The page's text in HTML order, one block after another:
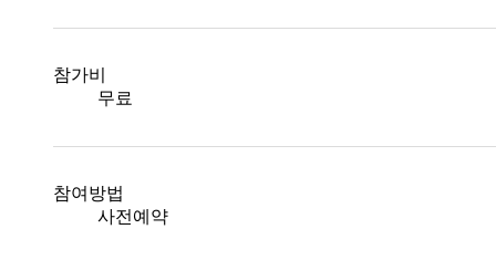
참가비
무료
참여방법
사전예약